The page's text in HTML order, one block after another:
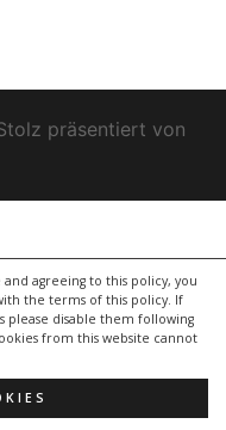
and agreeing to this policy, you
the terms of this policy. If
please disable them following
from this website cannot
präsentiert von